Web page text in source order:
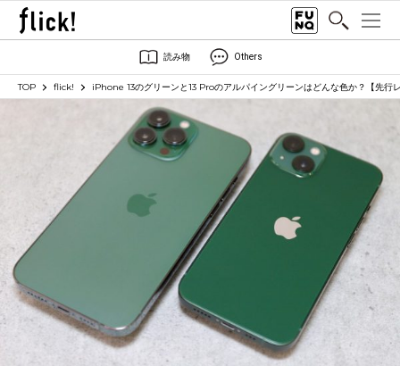
読み物 Others
TOP flick! iPhone 13のグリーンと13 Proのアルパイングリーンはどんな色か？【先行